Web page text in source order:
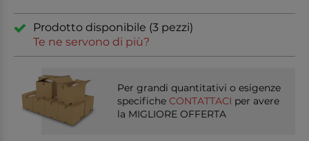
Prodotto disponibile (3 pezzi)
Te ne servono di più?
Per grandi quantitativi o esigenze
specifiche CONTATTACI per avere
la MIGLIORE OFFERTA